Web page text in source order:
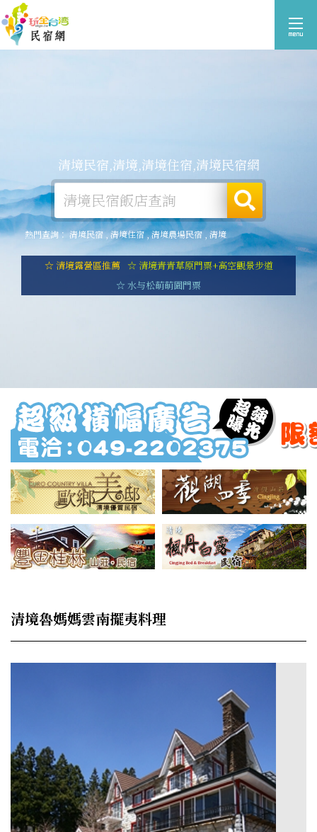
清境民宿,清境,清境住宿,清境民宿網
熱門查詢：清境民宿,清境住宿,清境農場民宿,清境
☆ 清境露營區推薦
☆ 清境青青草原門票+高空觀景步道
☆ 水与松萌萌園門票
清境魯媽媽雲南擺夷料理